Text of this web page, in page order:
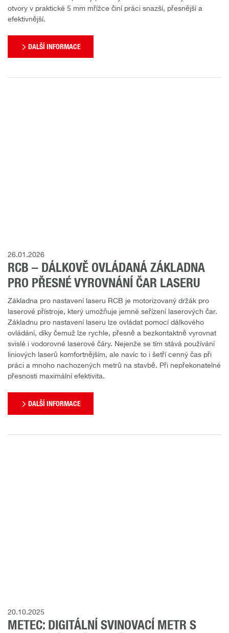
otvory v praktické 5 mm mřížce činí práci snazší, přesnější a
efektivnější.
DALŠÍ INFORMACE
26.01.2026
RCB – DÁLKOVĚ OVLÁDANÁ ZÁKLADNA
PRO PŘESNÉ VYROVNÁNÍ ČAR LASERU
Základna pro nastavení laseru RCB je motorizovaný držák pro
laserové přístroje, který umožňuje jemné seřízení laserových čar.
Základnu pro nastavení laseru lze ovládat pomocí dálkového
ovládání, díky čemuž lze rychle, přesně a bezkontaktně vyrovnat
svislé i vodorovné laserové čáry. Nejenže se tím stává používání
liniových laserů komfortnějším, ale navíc to i šetří cenný čas při
práci a mnoho nachozených metrů na stavbě. Při nepřekonatelné
přesnosti maximální efektivita.
DALŠÍ INFORMACE
20.10.2025
METEC: DIGITÁLNÍ SVINOVACÍ METR S